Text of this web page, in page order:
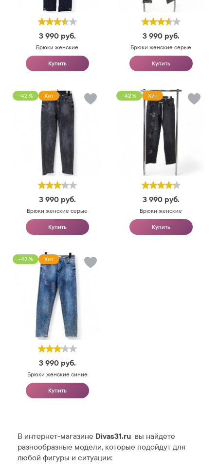
3 990 руб.
Брюки женские
Купить
3 990 руб.
Брюки женские серые
Купить
-42 % Хит
3 990 руб.
Брюки женские серые
Купить
-42 % Хит
3 990 руб.
Брюки женские
Купить
-42 % Хит
3 990 руб.
Брюки женские синие
Купить
В интернет-магазине Divas31.ru вы найдете
разнообразные модели, которые подойдут для
любой фигуры и ситуации: